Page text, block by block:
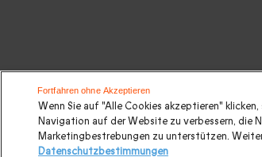
Suchen Sie ein
Valentinstagsgeschenke|
Wenn Sie auf "Alle Cookies akzeptieren"
Navigation auf der Website zu verbessern, die
Marketingbestrebungen zu unterstützen.
Datenschutzbestimmungen
Fortfahren ohne Akzeptieren